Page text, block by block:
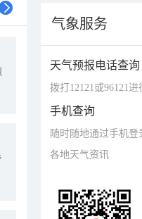
气象服务
天气预报电话查询
拨打12121或96121
手机查询
随时随地通过手机登
各地天气资讯